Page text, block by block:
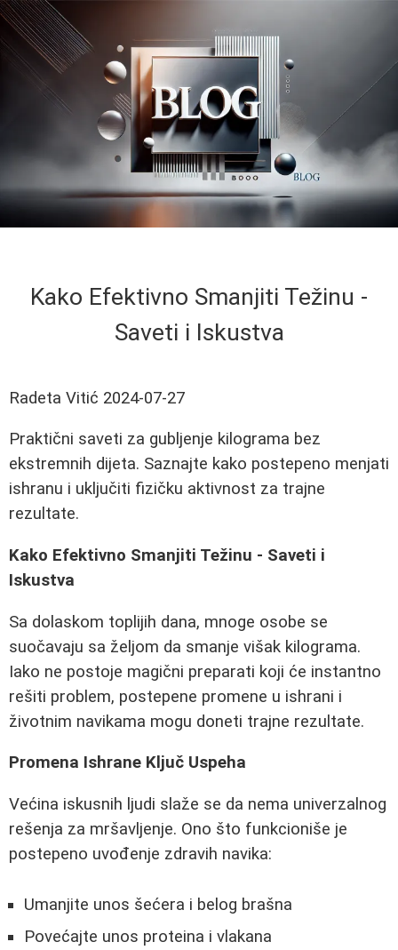
Kako Efektivno Smanjiti Težinu -
Saveti i Iskustva
Radeta Vitić 2024-07-27
Praktični saveti za gubljenje kilograma bez
ekstremnih dijeta. Saznajte kako postepeno menjati
ishranu i uključiti fizičku aktivnost za trajne
rezultate.
Kako Efektivno Smanjiti Težinu - Saveti i
Iskustva
Sa dolaskom toplijih dana, mnoge osobe se
suočavaju sa željom da smanje višak kilograma.
Iako ne postoje magični preparati koji će instantno
rešiti problem, postepene promene u ishrani i
životnim navikama mogu doneti trajne rezultate.
Promena Ishrane Ključ Uspeha
Većina iskusnih ljudi slaže se da nema univerzalnog
rešenja za mršavljenje. Ono što funkcioniše je
postepeno uvođenje zdravih navika:
Umanjite unos šećera i belog brašna
Povećajte unos proteina i vlakana